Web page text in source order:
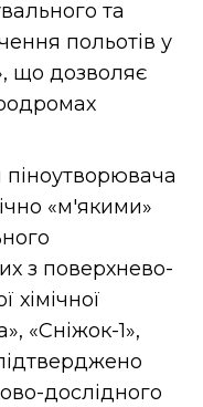
та
польотів у
що дозволяє
«м'якими»
з поверхнево-
хімічної
«Сніжок-1»,
дослідного